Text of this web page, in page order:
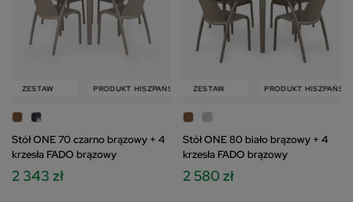
PRODUKT HISZPAŃSKI ZESTAW
Stół ONE 70 czarno brązowy + 4
krzesła FADO brązowy
2 343 zł
PRODUKT HISZPAŃSKI ZESTAW PRODUKT HISZPAŃSKI
Stół ONE 80 biało brązowy + 4
krzesła FADO brązowy
2 580 zł